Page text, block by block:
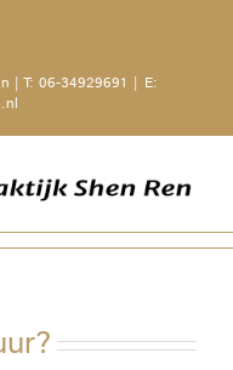
| T: 06-34929691 | E: